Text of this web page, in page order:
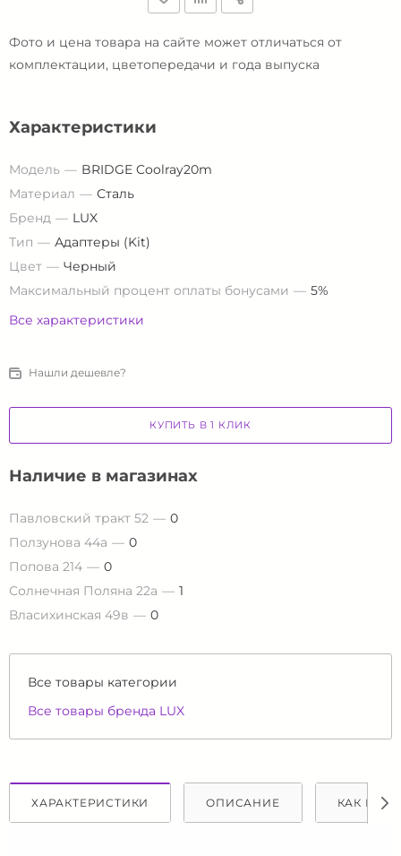
Фото и цена товара на сайте может отличаться от
комплектации, цветопередачи и года выпуска
Характеристики
Модель
BRIDGE Coolray20m
Материал
Сталь
Бренд
LUX
Тип
Адаптеры (Kit)
Цвет
Черный
Максимальный процент оплаты бонусами
5%
Все характеристики
Нашли дешевле?
КУПИТЬ В 1 КЛИК
Наличие в магазинах
Павловский тракт 52
0
Ползунова 44а
0
Попова 214
0
Солнечная Поляна 22а
1
Власихинская 49в
0
Все товары категории
Все товары бренда LUX
ХАРАКТЕРИСТИКИ ОПИСАНИЕ КАК